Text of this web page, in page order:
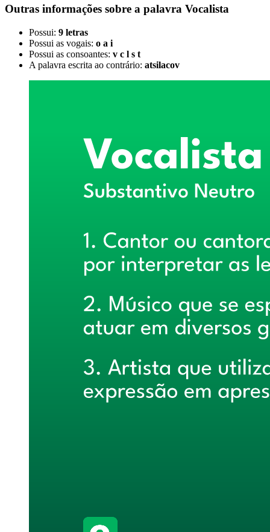
Outras informações sobre a palavra Vocalista
Possui: 9 letras
Possui as vogais: o a i
Possui as consoantes: v c l s t
A palavra escrita ao contrário: atsilacov